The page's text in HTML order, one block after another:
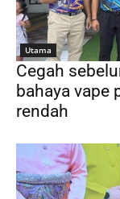
Utama
Cegah
bahaya vape
rendah